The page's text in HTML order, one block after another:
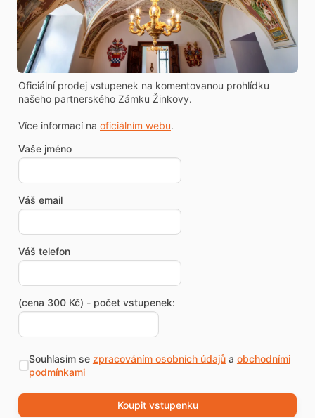
Oficiální prodej vstupenek na komentovanou prohlídku
našeho partnerského Zámku Žinkovy.
Více informací na oficiálním webu.
Vaše jméno
Váš email
Váš telefon
(cena 300 Kč) - počet vstupenek:
Souhlasím se zpracováním osobních údajůa obchodními
podmínkami
Koupit vstupenku